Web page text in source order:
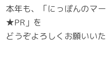
本年も、「にっぽんのマ
★PR」を
どうぞよろしくお願いいた